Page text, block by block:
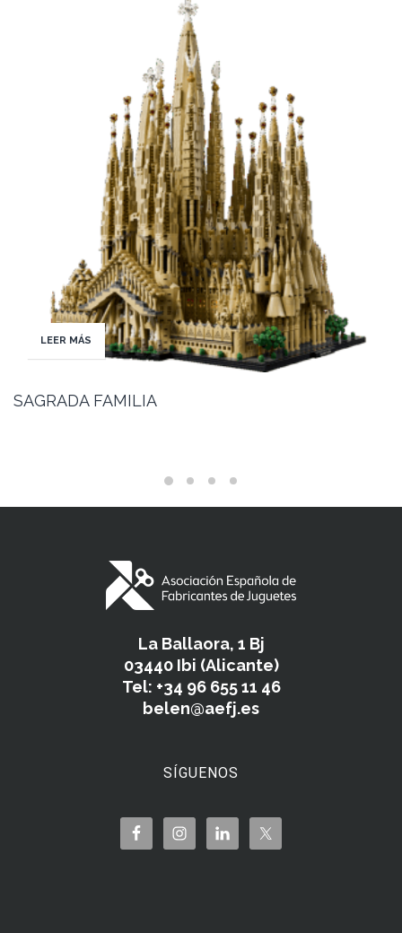
LEER MÁS
SAGRADA FAMILIA
La Ballaora, 1 Bj
03440 Ibi (Alicante)
Tel: +34 96 655 11 46
belen@aefj.es
SÍGUENOS